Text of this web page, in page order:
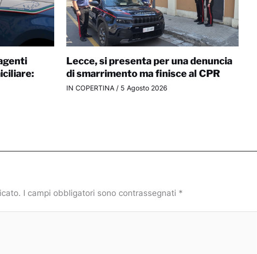
Lecce, si presenta per una denuncia
di smarrimento ma finisce al CPR
IN COPERTINA / 5 Agosto 2026
I campi obbligatori sono contrassegnati *